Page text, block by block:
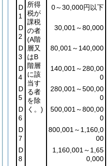
所得
税が
課税
の者
(A階
層又
はB
階層
に該
当す
る者
を除
く。)
D
1
0～30,000円以下
D
2
30,001～80,000
D
3
80,001～140,000
D
4
140,001～280,00
0
D
5
280,001～500,00
0
D
6
500,001～800,00
0
D
7
800,001～1,160,0
00
D
8
1,160,001～1,65
0,000